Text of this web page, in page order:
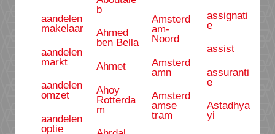
aandelen
makelaar
aandelen
markt
aandelen
omzet
aandelen
optie
b
Ahmed
ben Bella
Ahmet
Ahoy
Rotterda
m
Amsterd
am-
Noord
Amsterd
amn
Amsterd
amse
tram
assignati
e
assist
assuranti
e
Astadhya
yi